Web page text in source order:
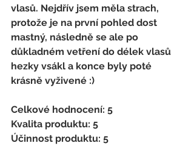
vlasů. Nejdřív jsem měla strach,
protože je na první pohled dost
mastný, následně se ale po
důkladném vetření do délek vlasů
hezky vsákl a konce byly poté
krásně vyživené :)
Celkové hodnocení: 5
Kvalita produktu: 5
Účinnost produktu: 5